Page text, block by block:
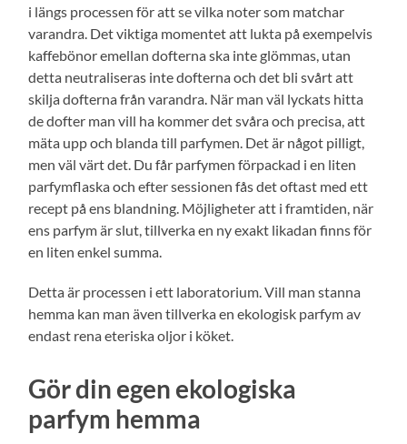
i längs processen för att se vilka noter som matchar
varandra. Det viktiga momentet att lukta på exempelvis
kaffebönor emellan dofterna ska inte glömmas, utan
detta neutraliseras inte dofterna och det bli svårt att
skilja dofterna från varandra. När man väl lyckats hitta
de dofter man vill ha kommer det svåra och precisa, att
mäta upp och blanda till parfymen. Det är något pilligt,
men väl värt det. Du får parfymen förpackad i en liten
parfymflaska och efter sessionen fås det oftast med ett
recept på ens blandning. Möjligheter att i framtiden, när
ens parfym är slut, tillverka en ny exakt likadan finns för
en liten enkel summa.
Detta är processen i ett laboratorium. Vill man stanna
hemma kan man även tillverka en ekologisk parfym av
endast rena eteriska oljor i köket.
Gör din egen ekologiska
parfym hemma